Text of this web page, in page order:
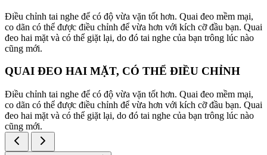
Điều chỉnh tai nghe để có độ vừa vặn tốt hơn. Quai đeo mềm mại,
co dãn có thể được điều chỉnh để vừa hơn với kích cỡ đầu bạn. Quai
đeo hai mặt và có thể giặt lại, do đó tai nghe của bạn trông lúc nào
cũng mới.
QUAI ĐEO HAI MẶT, CÓ THỂ ĐIỀU CHỈNH
Điều chỉnh tai nghe để có độ vừa vặn tốt hơn. Quai đeo mềm mại,
co dãn có thể được điều chỉnh để vừa hơn với kích cỡ đầu bạn. Quai
đeo hai mặt và có thể giặt lại, do đó tai nghe của bạn trông lúc nào
cũng mới.